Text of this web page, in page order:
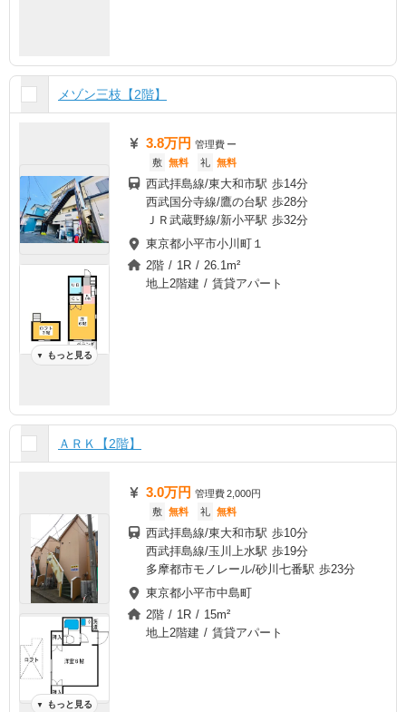
メゾン三枝【2階】
▼ もっと見る
3.8万円 管理費 ー
敷 無料 礼 無料
西武拝島線/東大和市駅 歩14分
西武国分寺線/鷹の台駅 歩28分
ＪＲ武蔵野線/新小平駅 歩32分
東京都小平市小川町１
2階 / 1R / 26.1m²
地上2階建 / 賃貸アパート
ＡＲＫ【2階】
▼ もっと見る
3.0万円 管理費2,000円
敷 無料 礼 無料
西武拝島線/東大和市駅 歩10分
西武拝島線/玉川上水駅 歩19分
多摩都市モノレール/砂川七番駅 歩23分
東京都小平市中島町
2階 / 1R / 15m²
地上2階建 / 賃貸アパート